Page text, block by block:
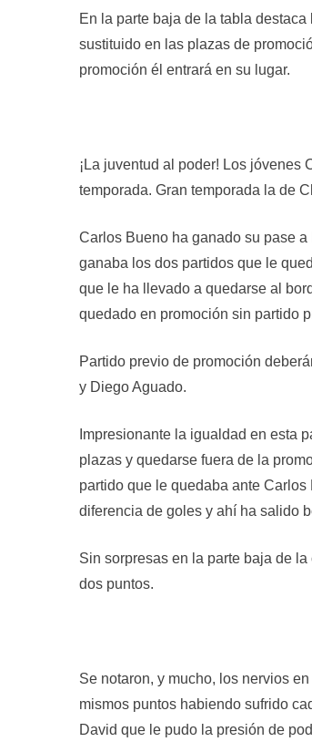
En la parte baja de la tabla
sustituido en las plazas de
promoción él entrará en su lugar.
¡La juventud al poder! Los
temporada. Gran temporada la de
Carlos Bueno ha ganado su pase
ganaba los dos partidos que le
que le ha llevado a quedarse al
quedado en promoción sin partido
Partido previo de promoción
y Diego Aguado.
Impresionante la igualdad en esta
plazas y quedarse fuera de la
partido que le quedaba ante
diferencia de goles y ahí ha salido
Sin sorpresas en la parte baja de
dos puntos.
Se notaron, y mucho, los nervios
mismos puntos habiendo sufrido
David que le pudo la presión de